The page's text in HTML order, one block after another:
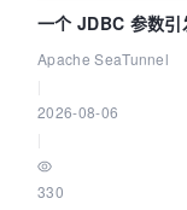
一个 JDBC 参数
解决数据同步中的
Apache SeaTunnel
2026-08-06
330